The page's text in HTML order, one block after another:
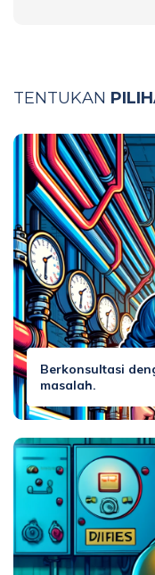
TENTUKAN
Berkonsultasi
masalah.